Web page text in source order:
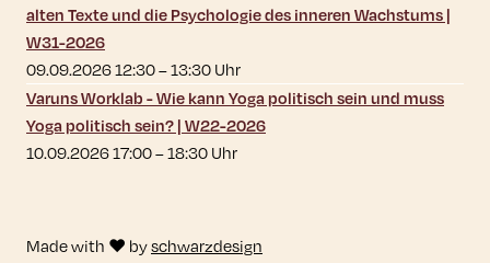
alten Texte und die Psychologie des inneren Wachstums |
W31-2026
09.09.2026 12:30–13:30Uhr
Varuns Worklab - Wie kann Yoga politisch sein und muss
Yoga politisch sein? | W22-2026
10.09.2026 17:00–18:30Uhr
Made with ♥ byschwarzdesign